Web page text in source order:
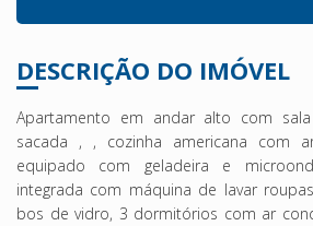
DESCRIÇÃO DO IMÓVEL
Apartamento em andar alto com
sacada , , cozinha americana com
equipado com geladeira e
integrada com máquina de lavar
bos de vidro, 3 dormitórios com ar